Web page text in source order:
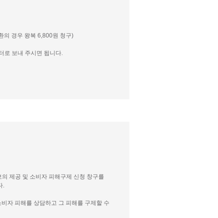
의 경우 왕복 6,800원 청구)
로 보내 주시면 됩니다.
제공 및 소비자 피해구제 신청 창구를
.
자 피해를 상담하고 그 피해를 구제할 수